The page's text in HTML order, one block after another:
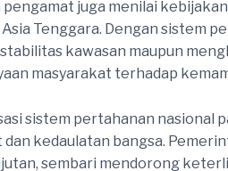
pengamat juga menilai
Asia Tenggara. Dengan sistem
kawasan maupun
masyarakat terhadap
sistem pertahanan nasional
dan kedaulatan bangsa.
sembari mendorong